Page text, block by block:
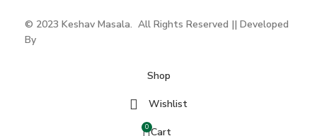
© 2023 Keshav Masala. All Rights Reserved || Developed
By
Shop
Wishlist
0 Cart